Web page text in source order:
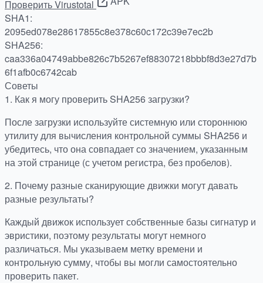
Проверить Virustotal
SHA1:
2095ed078e28617855c8e378c60c172c39e7ec2b
SHA256:
caa336a04749abbe826c7b5267ef88307218bbbf8d3e27d7b
6f1afb0c6742cab
Советы
1. Как я могу проверить SHA256 загрузки?
После загрузки используйте системную или стороннюю
утилиту для вычисления контрольной суммы SHA256 и
убедитесь, что она совпадает со значением, указанным
на этой странице (с учетом регистра, без пробелов).
2. Почему разные сканирующие движки могут давать
разные результаты?
Каждый движок использует собственные базы сигнатур и
эвристики, поэтому результаты могут немного
различаться. Мы указываем метку времени и
контрольную сумму, чтобы вы могли самостоятельно
проверить пакет.